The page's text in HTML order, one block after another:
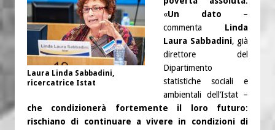
Laura Linda Sabbadini,
ricercatrice Istat
«Un dato –
commenta Linda
Laura Sabbadini, già
direttore del
Dipartimento
statistiche sociali e
ambientali dell’Istat –
che condizionerà fortemente il loro futuro:
rischiano di continuare a vivere in condizioni di